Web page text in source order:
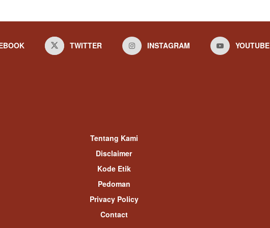
TWITTER INSTAGRAM YOUTUBE
Tentang Kami
Disclaimer
Kode Etik
Pedoman
Privacy Policy
Contact